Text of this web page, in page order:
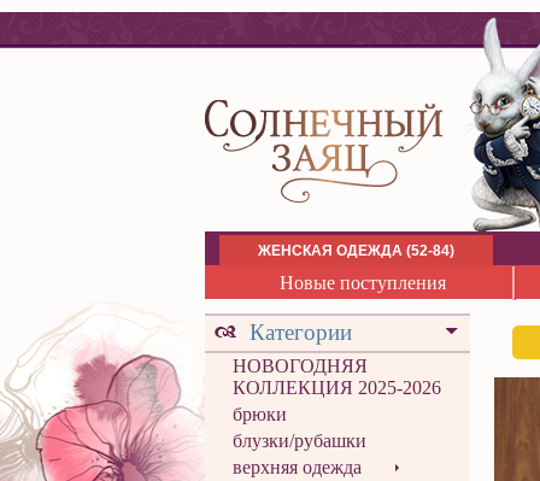
ЖЕНСКАЯ ОДЕЖДА (52-84)
Новые поступления
Категории
НОВОГОДНЯЯ
КОЛЛЕКЦИЯ 2025-2026
брюки
блузки/рубашки
верхняя одежда